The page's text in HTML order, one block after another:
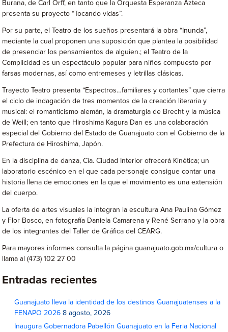
Burana, de Carl Orff, en tanto que la Orquesta Esperanza Azteca
presenta su proyecto “Tocando vidas”.
Por su parte, el Teatro de los sueños presentará la obra “Inunda”,
mediante la cual proponen una suposición que plantea la posibilidad
de presenciar los pensamientos de alguien.; el Teatro de la
Complicidad es un espectáculo popular para niños compuesto por
farsas modernas, así como entremeses y letrillas clásicas.
Trayecto Teatro presenta “Espectros…familiares y cortantes” que cierra
el ciclo de indagación de tres momentos de la creación literaria y
musical: el romanticismo alemán, la dramaturgia de Brecht y la música
de Weill; en tanto que Hiroshima Kagura Dan es una colaboración
especial del Gobierno del Estado de Guanajuato con el Gobierno de la
Prefectura de Hiroshima, Japón.
En la disciplina de danza, Cía. Ciudad Interior ofrecerá Kinética; un
laboratorio escénico en el que cada personaje consigue contar una
historia llena de emociones en la que el movimiento es una extensión
del cuerpo.
La oferta de artes visuales la integran la escultura Ana Paulina Gómez
y Flor Bosco, en fotografía Daniela Camarena y René Serrano y la obra
de los integrantes del Taller de Gráfica del CEARG.
Para mayores informes consulta la página guanajuato.gob.mx/cultura o
llama al (473) 102 27 00
Entradas recientes
Guanajuato lleva la identidad de los destinos Guanajuatenses a la
FENAPO 2026 8 agosto, 2026
Inaugura Gobernadora Pabellón Guanajuato en la Feria Nacional